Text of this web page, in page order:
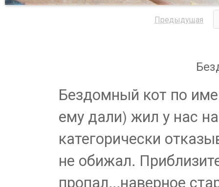
Предыдущая
Бездомный кот по
ему дали) жил у нас
категорически
не обижал.
пропал...наверное